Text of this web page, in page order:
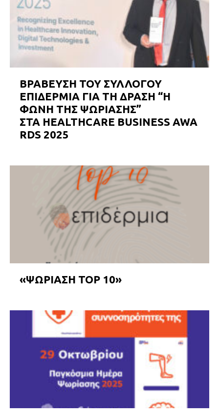
ΒΡΑΒΕΥΣΗ ΤΟΥ ΣΥΛΛΟΓΟΥ
ΕΠΙΔΕΡΜΙΑ ΓΙΑ ΤΗ ΔΡΑΣΗ “Η
ΦΩΝΗ ΤΗΣ ΨΩΡΙΑΣΗΣ”
ΣΤΑ HEALTHCARE BUSINESS AWA
RDS 2025
«ΨΩΡΙΑΣΗ TOP 10»